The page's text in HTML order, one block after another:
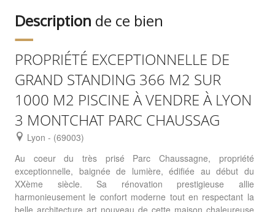
Description de ce bien
PROPRIÉTÉ EXCEPTIONNELLE DE
GRAND STANDING 366 M2 SUR
1000 M2 PISCINE À VENDRE À LYON
3 MONTCHAT PARC CHAUSSAG
Lyon - (69003)
Au coeur du très prisé Parc Chaussagne, propriété
exceptionnelle, baignée de lumière, édifiée au début du
XXème siècle. Sa rénovation prestigieuse allie
harmonieusement le confort moderne tout en respectant la
belle architecture art nouveau de cette maison chaleureuse